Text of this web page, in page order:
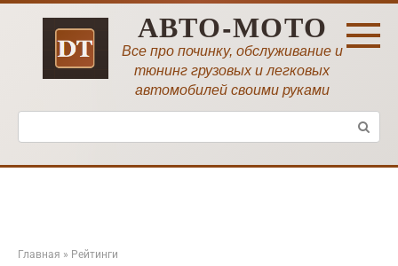
Перейти
АВТО-МОТО
Все про починку, обслуживание и
тюнинг грузовых и легковых
автомобилей своими руками
Поиск:
Главная » Рейтинги